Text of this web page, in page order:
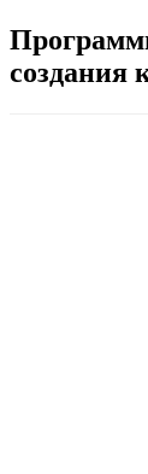
создания